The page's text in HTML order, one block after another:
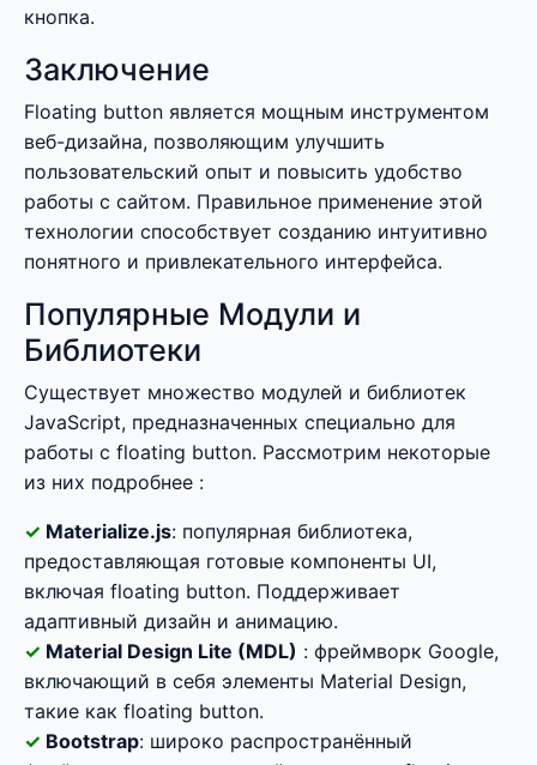
кнопка.
Заключение
Floating button является мощным инструментом
веб-дизайна, позволяющим улучшить
пользовательский опыт и повысить удобство
работы с сайтом. Правильное применение этой
технологии способствует созданию интуитивно
понятного и привлекательного интерфейса.
Популярные Модули и
Библиотеки
Существует множество модулей и библиотек
JavaScript, предназначенных специально для
работы с floating button. Рассмотрим некоторые
из них подробнее :
Materialize.js: популярная библиотека,
предоставляющая готовые компоненты UI,
включая floating button. Поддерживает
адаптивный дизайн и анимацию.
Material Design Lite (MDL) : фреймворк Google,
включающий в себя элементы Material Design,
такие как floating button.
Bootstrap: широко распространённый